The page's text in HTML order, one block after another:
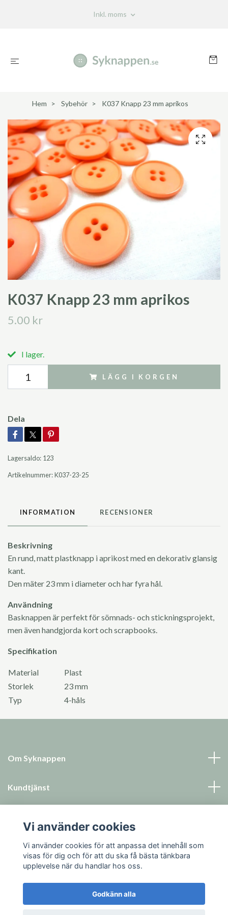
Inkl. moms
Hem Sybehör K037 Knapp 23 mm aprikos
K037 Knapp 23 mm aprikos
5.00 kr
I lager.
LÄGG I KORGEN
Dela
Lagersaldo: 123
Artikelnummer:K037-23-25
INFORMATION RECENSIONER
Beskrivning
En rund, matt plastknapp i aprikost med en dekorativ glansig
kant.
Den mäter 23 mm i diameter och har fyra hål.
Användning
Basknappen är perfekt för sömnads- och stickningsprojekt,
men även handgjorda kort och scrapbooks.
Specifikation
Material
Plast
Storlek
23 mm
Typ
4-håls
Om Syknappen
Kundtjänst
Sociala medier
Vi använder cookies
Vi använder cookies för att anpassa det innehåll som
visas för dig och för att du ska få bästa tänkbara
upplevelse när du handlar hos oss.
Godkänn alla